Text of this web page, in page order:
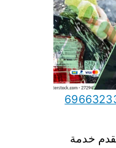
سيارات متنقل النعيم 69663233
خدمة